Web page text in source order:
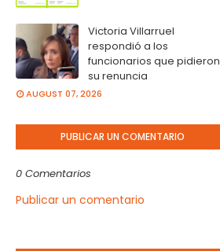
Victoria Villarruel
respondió a los
funcionarios que pidieron
su renuncia
AUGUST 07, 2026
PUBLICAR UN COMENTARIO
0 Comentarios
Publicar un comentario